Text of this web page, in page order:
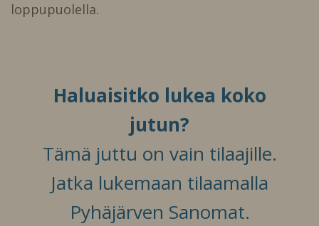
loppupuolella.
Haluaisitko lukea koko
jutun?
Tämä juttu on vain tilaajille.
Jatka lukemaan tilaamalla
Pyhäjärven Sanomat.